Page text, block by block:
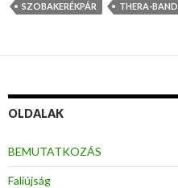
SZOBAKERÉKPÁR
THERA-BAND
OLDALAK
BEMUTATKOZÁS
Faliújság